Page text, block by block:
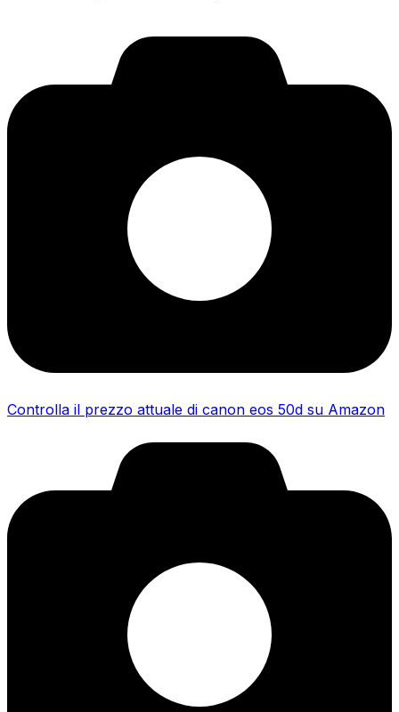
Controlla il prezzo attuale di canon eos 50d su Amazon